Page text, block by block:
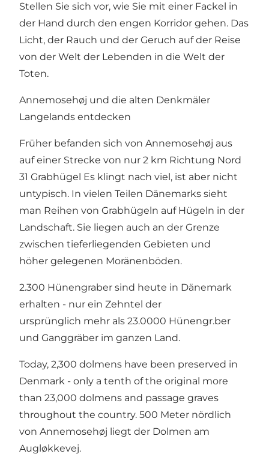
Stellen Sie sich vor, wie Sie mit einer Fackel in
der Hand durch den engen Korridor gehen. Das
Licht, der Rauch und der Geruch auf der Reise
von der Welt der Lebenden in die Welt der
Toten.
Annemosehøj und die alten Denkmäler
Langelands entdecken
Früher befanden sich von Annemosehøj aus
auf einer Strecke von nur 2 km Richtung Nord
31 Grabhügel Es klingt nach viel, ist aber nicht
untypisch. In vielen Teilen Dänemarks sieht
man Reihen von Grabhügeln auf Hügeln in der
Landschaft. Sie liegen auch an der Grenze
zwischen tieferliegenden Gebieten und
höher gelegenen Moränenböden.
2.300 Hünengraber sind heute in Dänemark
erhalten - nur ein Zehntel der
ursprünglich mehr als 23.0000 Hünengr.ber
und Ganggräber im ganzen Land.
Today, 2,300 dolmens have been preserved in
Denmark - only a tenth of the original more
than 23,000 dolmens and passage graves
throughout the country. 500 Meter nördlich
von Annemosehøj liegt der Dolmen am
Augløkkevej.